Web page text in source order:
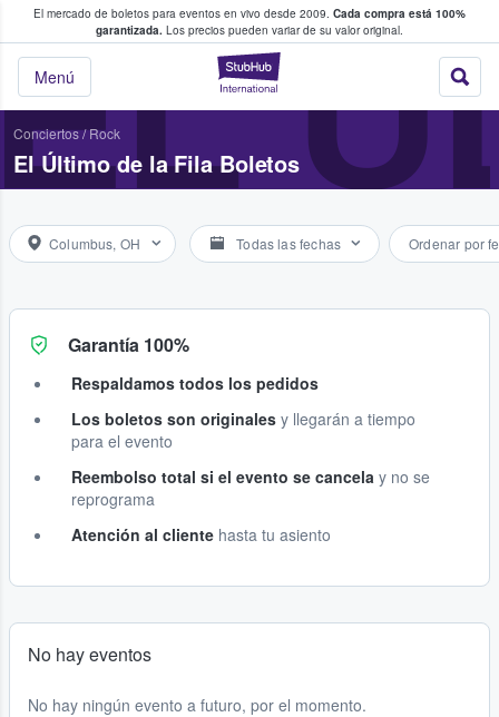
El mercado de boletos para eventos en vivo desde 2009. Cada compra está 100%
garantizada. Los precios pueden variar de su valor original.
StubHub: donde
Menú
fans compran y venden boletos
Conciertos/Rock
El Último de la Fila Boletos
Columbus, OH Todas las fechas Ordenar por
Garantía 100%
Respaldamos todos los pedidos
Los boletos son originales y llegarán a tiempo
para el evento
Reembolso total si el evento se cancela y no se
reprograma
Atención al cliente hasta tu asiento
No hay eventos
No hay ningún evento a futuro, por el momento.